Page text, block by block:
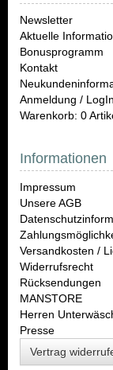
Newsletter
Aktuelle
Bonusprogramm
Kontakt
Anmeldung / LogIn
Warenkorb: 0
Informationen
Impressum
Unsere AGB
Versandkosten /
Widerrufsrecht
Rücksendungen
MANSTORE
Herren
Presse
Vertrag